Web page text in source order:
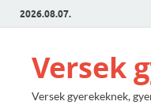
2026.08.07.
Versek
Versek gyerekeknek,